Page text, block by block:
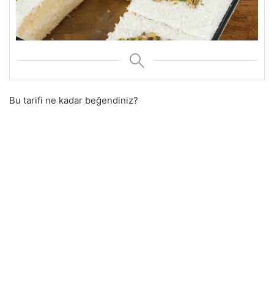
Bu tarifi ne kadar beğendiniz?